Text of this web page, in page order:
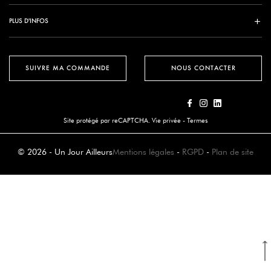
SUIVRE MA COMMANDE
PLUS D'INFOS
NOUS CONTACTER
Site protégé par reCAPTCHA. Vie privée - Termes
© 2026 - Un Jour AilleursMentions légales - RGPD - Plan de site